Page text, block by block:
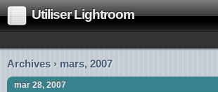
Utiliser Lightroom
Archives › mars, 2007
mar 28, 2007